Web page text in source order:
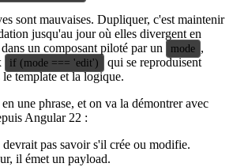
sont mauvaises. Dupliquer, c'est maintenir
jusqu'au jour où elles divergent en
un composant piloté par un
mode ,
if (mode === 'edit')
qui se reproduisent
template et la logique.
une phrase, et on va la démontrer avec
Angular 22 :
pas savoir s'il crée ou modifie.
il émet un payload.